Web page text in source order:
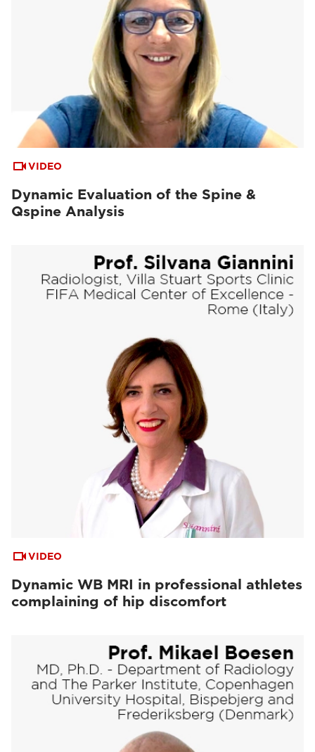
VIDEO
Dynamic Evaluation of the Spine &
Qspine Analysis
VIDEO
Dynamic WB MRI in professional athletes
complaining of hip discomfort